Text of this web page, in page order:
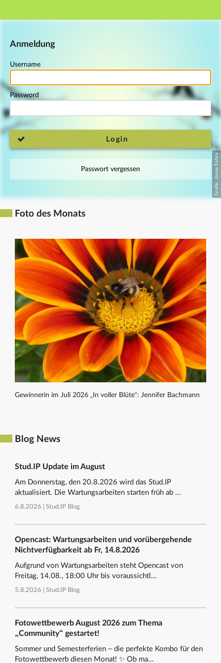
Main navigation
Anmeldung
Username
Password
Login
Passwort vergessen
Foto des Monats
Gewinnerin im Juli 2026 „In voller Blüte“: Jennifer Bachmann
Blog News
Stud.IP Update im August
Am Donnerstag, den 20.8.2026 wird das Stud.IP
aktualisiert. Die Wartungsarbeiten starten früh ab ...
6.8.2026 | Stud.IP Blog
Opencast: Wartungsarbeiten und vorübergehende
Nichtverfügbarkeit ab Fr, 14.8.2026
Aufgrund von Wartungsarbeiten steht Opencast von
Freitag, 14.08., 18:00 Uhr bis voraussichtl...
5.8.2026 | Stud.IP Blog
Fotowettbewerb August 2026 zum Thema
„Community“ gestartet!
Sommer und Semesterferien – die perfekte Kombo für den
Fotowettbewerb diesen Monat! ✨ Ob ma...